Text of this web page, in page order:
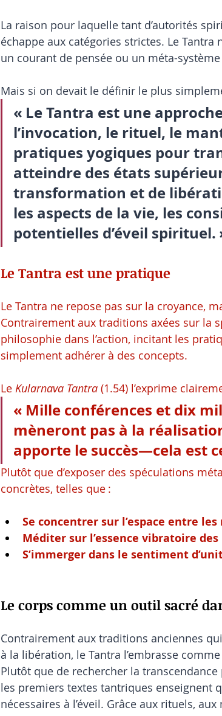
La raison pour laquelle tant d’autorités
échappe aux catégories strictes. Le
un courant de pensée ou un méta-
Mais si on devait le définir le plus
« Le Tantra est une
l’invocation, le rituel, le
pratiques yogiques pour
atteindre des états
transformation et de
les aspects de la vie, les
potentielles d’éveil spirituel.
Le Tantra est une pratique
Le Tantra ne repose pas sur la croyance,
Contrairement aux traditions axées sur la
philosophie dans l’action, incitant les
simplement adhérer à des concepts.
Le Kularnava Tantra (1.54) l’exprime
« Mille conférences et dix
mèneront pas à la
apporte le succès—cela est
Plutôt que d’exposer des spéculations
concrètes, telles que :
Se concentrer sur l’espace entre
Méditer sur l’essence vibratoire
S’immerger dans le sentiment
Le corps comme un outil sacré
Contrairement aux traditions anciennes
à la libération, le Tantra l’embrasse
Plutôt que de rechercher la
les premiers textes tantriques enseignent
nécessaires à l’éveil. Grâce aux rituels,